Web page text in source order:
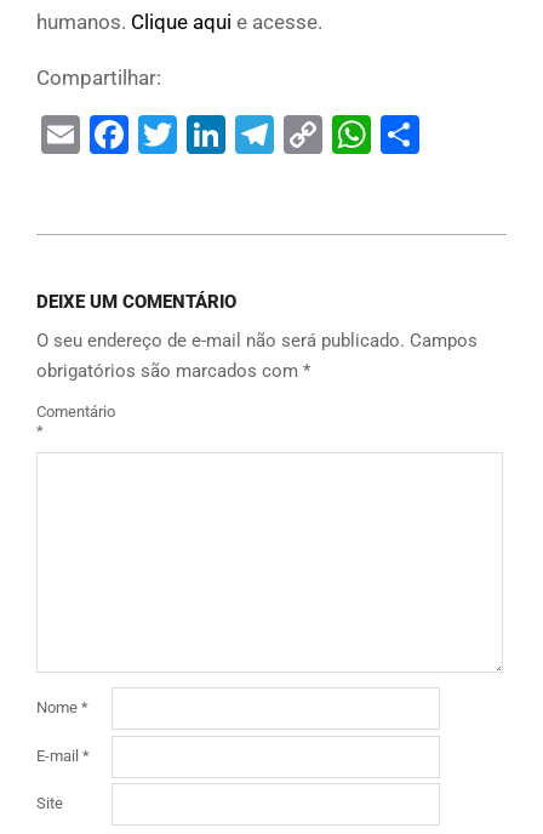
humanos. Clique aqui e acesse.
Compartilhar:
EmailFacebook
Twitter
LinkedIn
Telegram
Copy
DEIXE UM COMENTÁRIO
O seu endereço de e-mail não será publicado. Campos
obrigatórios são marcados com *
Comentário
*
Nome *
E-mail *
Site